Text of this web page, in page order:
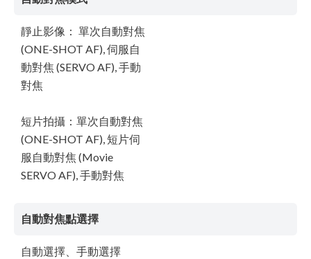
靜止影像： 單次自動對焦
(ONE-SHOT AF), 伺服自
動對焦 (SERVO AF), 手動
對焦
短片拍攝：單次自動對焦
(ONE-SHOT AF), 短片伺
服自動對焦 (Movie
SERVO AF), 手動對焦
自動對焦點選擇
自動選擇、手動選擇